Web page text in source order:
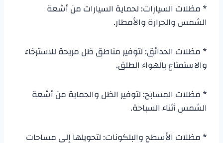
* مظلات السيارات: لحماية السيارات من أشعة
الشمس والحرارة والأمطار.
* مظلات الحدائق: لتوفير مناطق ظل مريحة للاسترخاء
والاستمتاع بالهواء الطلق.
* مظلات المسابح: لتوفير الظل والحماية من أشعة
الشمس أثناء السباحة.
* مظلات الأسطح والبلكونات: لتحويلها إلى مساحات